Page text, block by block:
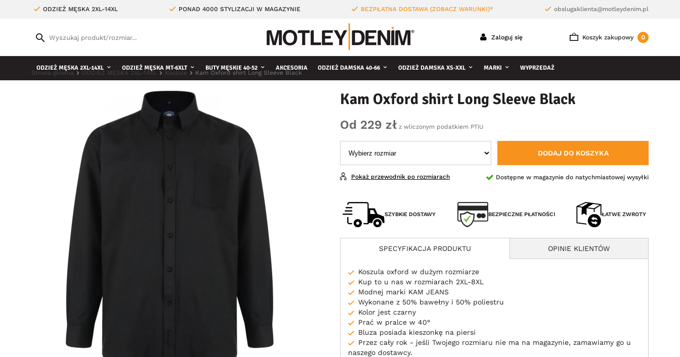
ODZIEŻ MĘSKA 2XL-14XL PONAD 4000 STYLIZACJI W MAGAZYNIE BEZPŁATNA DOSTAWA (ZOBACZ WARUNKI)* obslugaklienta@motleydenim.pl
Koszyk zakupowy 0
Zaloguj się
ODZIEŻ MĘSKA 2XL-14XL ODZIEŻ MĘSKA MT-6XLT BUTY MĘSKIE 40-52 AKCESORIA ODZIEŻ DAMSKA 40-66 ODZIEŻ DAMSKA XS-XXL MARKI WYPRZEDAŻ
Strona główna ODZIEŻ MĘSKA 2XL-14XL Koszule Kam Oxford shirt Long Sleeve Black
Kam Oxford shirt Long Sleeve Black
Od 229 zł z wliczonym podatkiem PTiU
DODAJ DO KOSZYKA
Dostępne w magazynie do natychmiastowej wysyłki
Pokaż przewodnik po rozmiarach
SZYBKIE DOSTAWY BEZPIECZNE PŁATNOŚCI ŁATWE ZWROTY
SPECYFIKACJA PRODUKTU OPINIE KLIENTÓW
Koszula oxford w dużym rozmiarze
Kup to u nas w rozmiarach 2XL-8XL
Modnej marki KAM JEANS
Wykonane z 50% bawełny i 50% poliestru
Kolor jest czarny
Prać w pralce w 40°
Bluza posiada kieszonkę na piersi
Przez cały rok - jeśli Twojego rozmiaru nie ma na magazynie, zamawiamy go u
naszego dostawcy.